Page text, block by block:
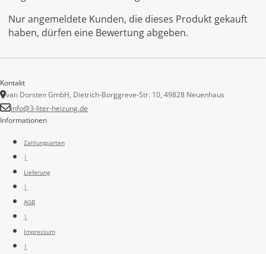
Nur angemeldete Kunden, die dieses Produkt gekauft
haben, dürfen eine Bewertung abgeben.
Informationen
Zahlungsarten
|
Lieferung
|
AGB
|
Impressum
|
Kontakt
van Dorsten GmbH, Dietrich-Borggreve-Str. 10, 49828 Neuenhaus
info@3-liter-heizung.de